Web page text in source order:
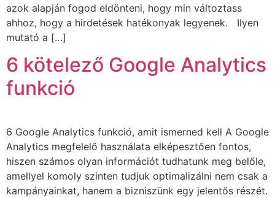
azok alapján fogod eldönteni, hogy min változtass
ahhoz, hogy a hirdetések hatékonyak legyenek. Ilyen
mutató a […]
6 kötelező Google Analytics
funkció
6 Google Analytics funkció, amit ismerned kell A Google
Analytics megfelelő használata elképesztően fontos,
hiszen számos olyan információt tudhatunk meg belőle,
amellyel komoly szinten tudjuk optimalizálni nem csak a
kampányainkat, hanem a bizniszünk egy jelentős részét.